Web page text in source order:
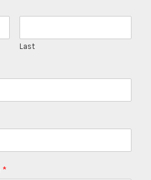
Last
*